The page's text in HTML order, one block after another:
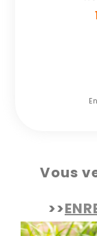
Vous
>>